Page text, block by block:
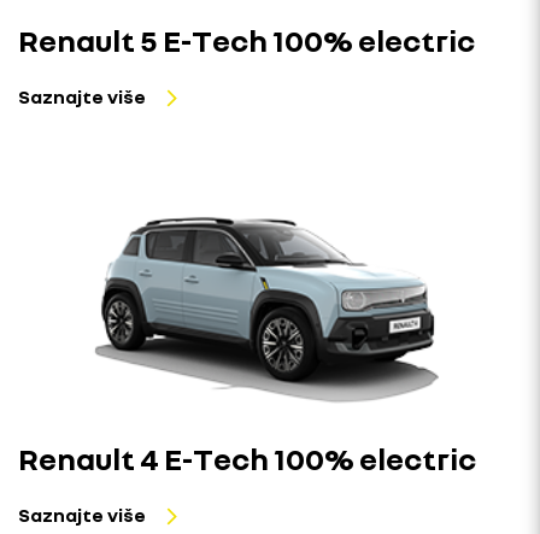
Renault 5 E-Tech 100% electric
Saznajte više
Renault 4 E-Tech 100% electric
Saznajte više